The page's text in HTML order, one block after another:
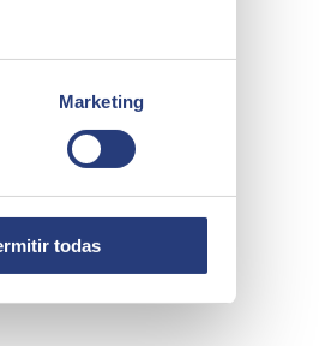
Marketing
todas